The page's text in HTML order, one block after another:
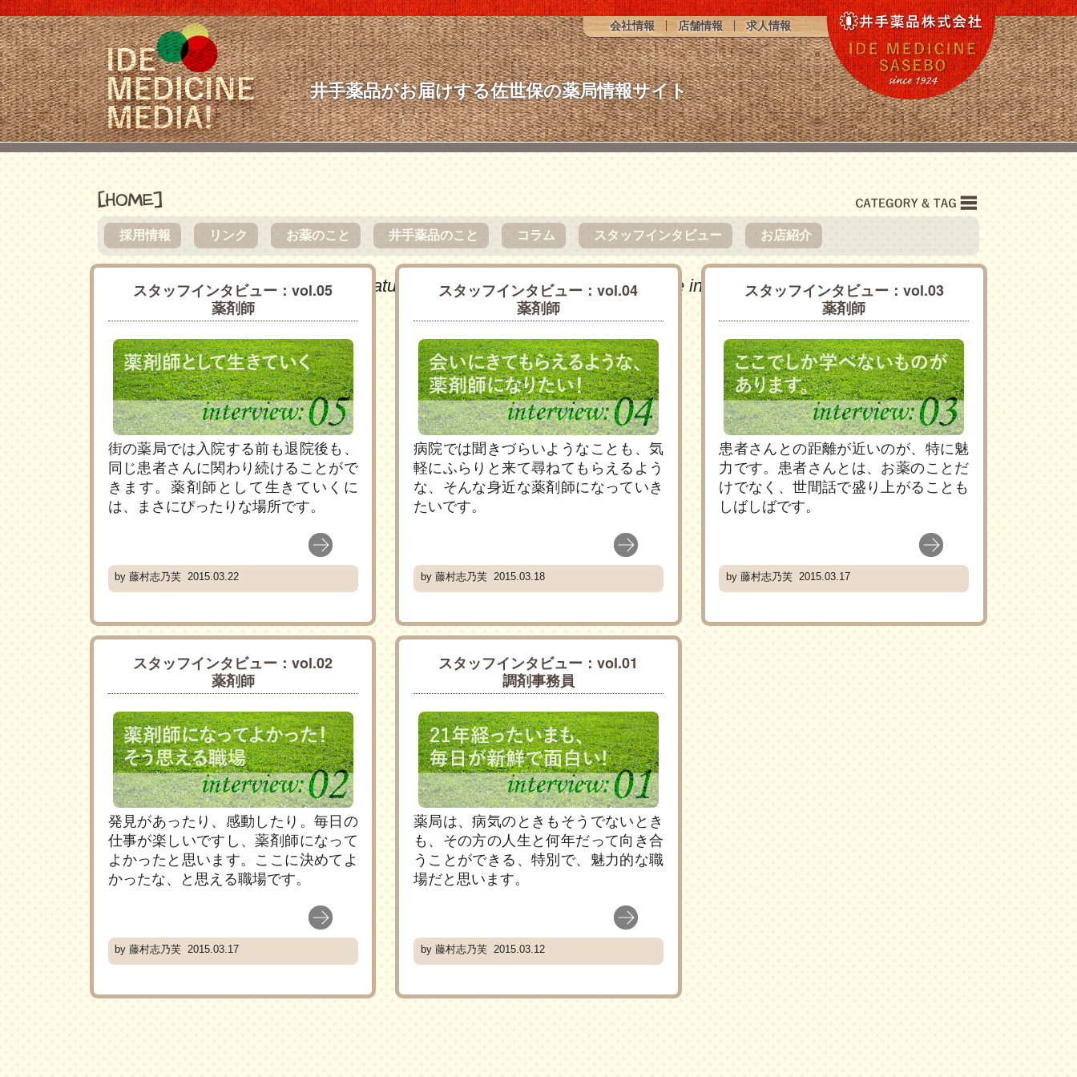
井手薬品がお届けする佐世保の薬局情報サイト
会社情報 店舗情報 求人情報
[HOME]
採用情報 リンク お薬のこと 井手薬品のこと コラム スタッフインタビュー お店紹介
スタッフインタビュー：vol.05
薬剤師
街の薬局では入院する前も退院後も、
同じ患者さんに関わり続けることがで
きます。薬剤師として生きていくに
は、まさにぴったりな場所です。
by 藤村志乃芙 2015.03.22
スタッフインタビュー：vol.04
薬剤師
病院では聞きづらいようなことも、気
軽にふらりと来て尋ねてもらえるよう
な、そんな身近な薬剤師になっていき
たいです。
by 藤村志乃芙 2015.03.18
スタッフインタビュー：vol.03
薬剤師
患者さんとの距離が近いのが、特に魅
力です。患者さんとは、お薬のことだ
けでなく、世間話で盛り上がることも
しばしばです。
by 藤村志乃芙 2015.03.17
スタッフインタビュー：vol.02
薬剤師
発見があったり、感動したり。毎日の
仕事が楽しいですし、薬剤師になって
よかったと思います。ここに決めてよ
かったな、と思える職場です。
by 藤村志乃芙 2015.03.17
スタッフインタビュー：vol.01
調剤事務員
薬局は、病気のときもそうでないとき
も、その方の人生と何年だって向き合
うことができる、特別で、魅力的な職
場だと思います。
by 藤村志乃芙 2015.03.12